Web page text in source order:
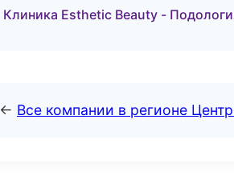
Клиника Esthetic Beauty -
← Все компании в регионе